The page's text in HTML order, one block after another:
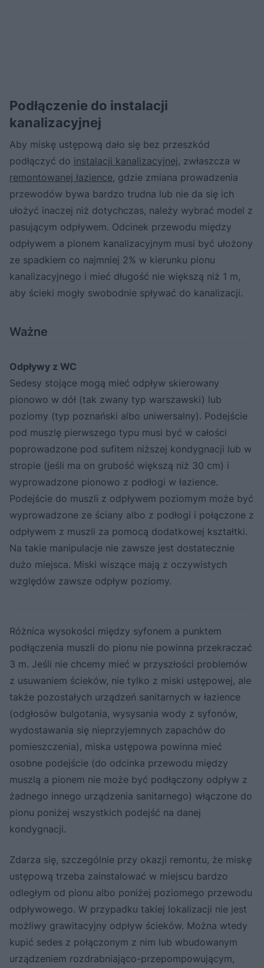
Podłączenie do instalacji
kanalizacyjnej
Aby miskę ustępową dało się bez przeszkód
podłączyć do instalacji kanalizacyjnej, zwłaszcza w
remontowanej łazience, gdzie zmiana prowadzenia
przewodów bywa bardzo trudna lub nie da się ich
ułożyć inaczej niż dotychczas, należy wybrać model z
pasującym odpływem. Odcinek przewodu między
odpływem a pionem kanalizacyjnym musi być ułożony
ze spadkiem co najmniej 2% w kierunku pionu
kanalizacyjnego i mieć długość nie większą niż 1 m,
aby ścieki mogły swobodnie spływać do kanalizacji.
Ważne
Odpływy z WC
Sedesy stojące mogą mieć odpływ skierowany
pionowo w dół (tak zwany typ warszawski) lub
poziomy (typ poznański albo uniwersalny). Podejście
pod muszlę pierwszego typu musi być w całości
poprowadzone pod sufitem niższej kondygnacji lub w
stropie (jeśli ma on grubość większą niż 30 cm) i
wyprowadzone pionowo z podłogi w łazience.
Podejście do muszli z odpływem poziomym może być
wyprowadzone ze ściany albo z podłogi i połączone z
odpływem z muszli za pomocą dodatkowej kształtki.
Na takie manipulacje nie zawsze jest dostatecznie
dużo miejsca. Miski wiszące mają z oczywistych
względów zawsze odpływ poziomy.
Różnica wysokości między syfonem a punktem
podłączenia muszli do pionu nie powinna przekraczać
3 m. Jeśli nie chcemy mieć w przyszłości problemów
z usuwaniem ścieków, nie tylko z miski ustępowej, ale
także pozostałych urządzeń sanitarnych w łazience
(odgłosów bulgotania, wysysania wody z syfonów,
wydostawania się nieprzyjemnych zapachów do
pomieszczenia), miska ustępowa powinna mieć
osobne podejście (do odcinka przewodu między
muszlą a pionem nie może być podłączony odpływ z
żadnego innego urządzenia sanitarnego) włączone do
pionu poniżej wszystkich podejść na danej
kondygnacji.
Zdarza się, szczególnie przy okazji remontu, że miskę
ustępową trzeba zainstalować w miejscu bardzo
odległym od pionu albo poniżej poziomego przewodu
odpływowego. W przypadku takiej lokalizacji nie jest
możliwy grawitacyjny odpływ ścieków. Można wtedy
kupić sedes z połączonym z nim lub wbudowanym
urządzeniem rozdrabniająco-przepompowującym,